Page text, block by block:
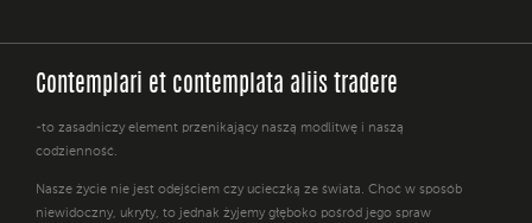
Contemplari et contemplata aliis tradere
-to zasadniczy element przenikający naszą modlitwę i naszą
codzienność.
Nasze życie nie jest odejściem czy ucieczką ze świata. Choć w sposób
niewidoczny, ukryty, to jednak żyjemy głęboko pośród jego spraw